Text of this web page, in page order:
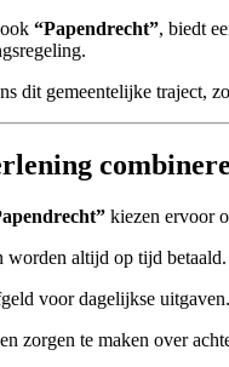
“Papendrecht”, biedt
dit gemeentelijke traject,
kiezen ervoor
worden altijd op tijd betaald.
voor dagelijkse uitgaven.
zorgen te maken over